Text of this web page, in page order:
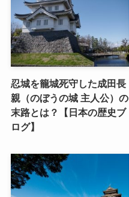
忍城を籠城死守した成田長
親（のぼうの城 主人公）の
末路とは？【日本の歴史ブ
ログ】